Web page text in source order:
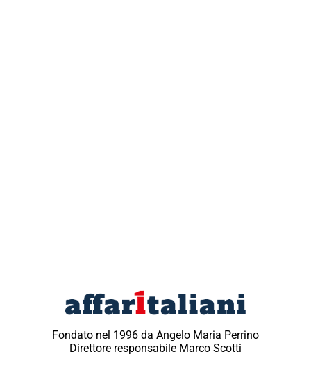
Fondato nel 1996 da Angelo Maria Perrino
Direttore responsabile Marco Scotti